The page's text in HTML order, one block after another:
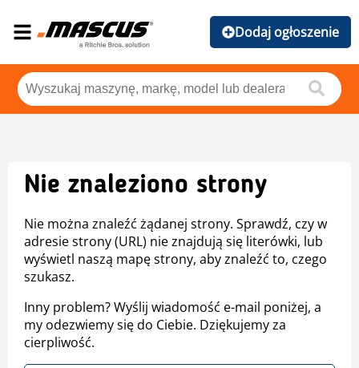
Dodaj ogłoszenie
Nie znaleziono strony
Nie można znaleźć żądanej strony. Sprawdź, czy w
adresie strony (URL) nie znajdują się literówki, lub
wyświetl naszą mapę strony, aby znaleźć to, czego
szukasz.
Inny problem? Wyślij wiadomość e-mail poniżej, a
my odezwiemy się do Ciebie. Dziękujemy za
cierpliwość.